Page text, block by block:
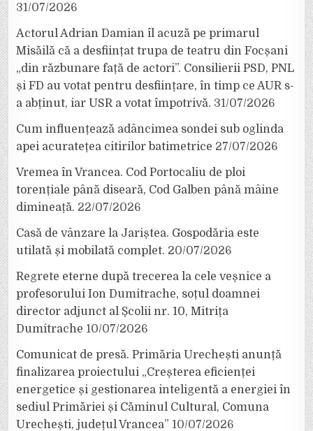
31/07/2026
Actorul Adrian Damian îl acuză pe primarul
Misăilă că a desființat trupa de teatru din Focșani
„din răzbunare față de actori”. Consilierii PSD, PNL
și FD au votat pentru desființare, în timp ce AUR s-
a abținut, iar USR a votat împotrivă. 31/07/2026
Cum influențează adâncimea sondei sub oglinda
apei acuratețea citirilor batimetrice 27/07/2026
Vremea în Vrancea. Cod Portocaliu de ploi
torențiale până diseară, Cod Galben până mâine
dimineață. 22/07/2026
Casă de vânzare la Jariștea. Gospodăria este
utilată și mobilată complet. 20/07/2026
Regrete eterne după trecerea la cele veșnice a
profesorului Ion Dumitrache, soțul doamnei
director adjunct al Școlii nr. 10, Mitrița
Dumitrache 10/07/2026
Comunicat de presă. Primăria Urechești anunță
finalizarea proiectului „Creșterea eficienței
energetice și gestionarea inteligentă a energiei în
sediul Primăriei și Căminul Cultural, Comuna
Urechești, județul Vrancea” 10/07/2026